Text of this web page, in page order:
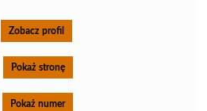
Zobacz profil
Pokaż stronę
Pokaż numer